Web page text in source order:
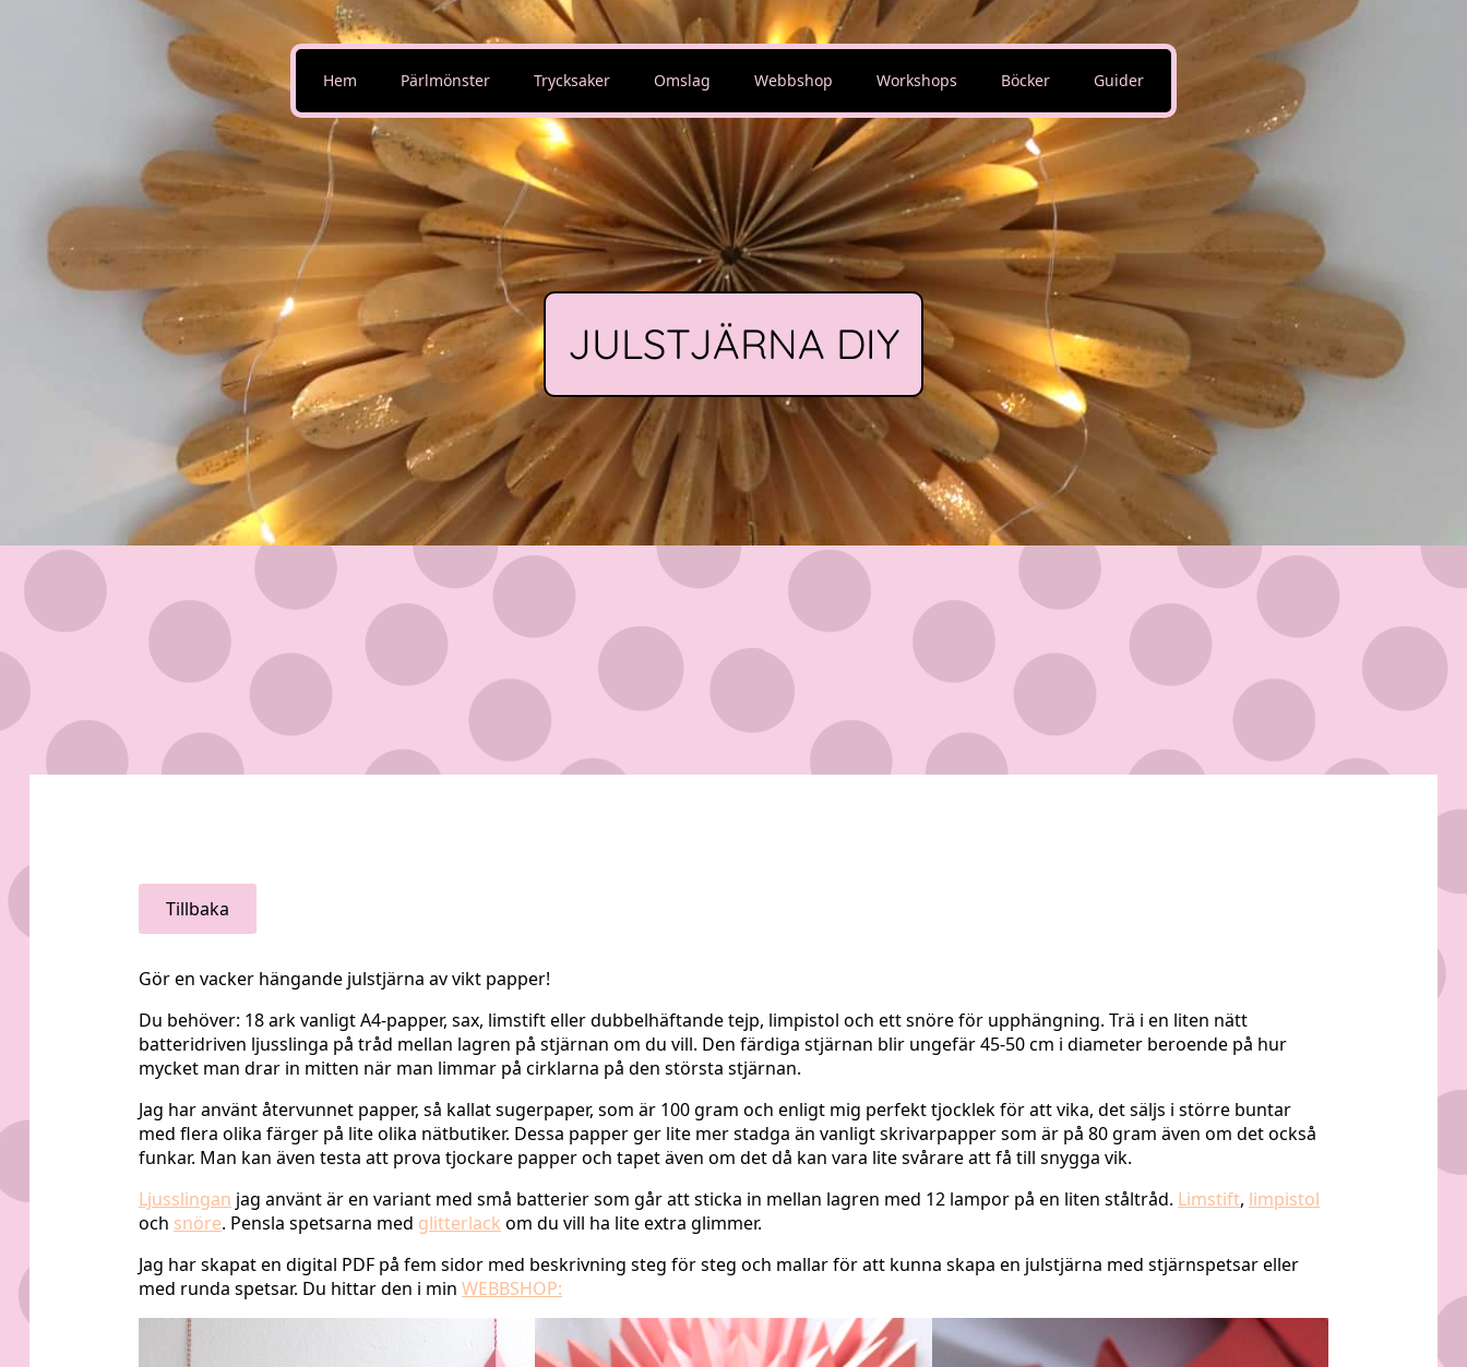
Hem Pärlmönster Trycksaker Omslag Webbshop Workshops Böcker Guider
JULSTJÄRNA DIY
Tillbaka
Gör en vacker hängande julstjärna av vikt papper!
Du behöver: 18 ark vanligt A4-papper, sax, limstift eller dubbelhäftande tejp, limpistol och ett snöre för upphängning. Trä i en liten nätt
batteridriven ljusslinga på tråd mellan lagren på stjärnan om du vill. Den färdiga stjärnan blir ungefär 45-50 cm i diameter beroende på hur
mycket man drar in mitten när man limmar på cirklarna på den största stjärnan.
Jag har använt återvunnet papper, så kallat sugerpaper, som är 100 gram och enligt mig perfekt tjocklek för att vika, det säljs i större buntar
med flera olika färger på lite olika nätbutiker. Dessa papper ger lite mer stadga än vanligt skrivarpapper som är på 80 gram även om det också
funkar. Man kan även testa att prova tjockare papper och tapet även om det då kan vara lite svårare att få till snygga vik.
Ljusslingan jag använt är en variant med små batterier som går att sticka in mellan lagren med 12 lampor på en liten ståltråd. Limstift, limpistol
och snöre. Pensla spetsarna med glitterlack om du vill ha lite extra glimmer.
Jag har skapat en digital PDF på fem sidor med beskrivning steg för steg och mallar för att kunna skapa en julstjärna med stjärnspetsar eller
med runda spetsar. Du hittar den i min WEBBSHOP: